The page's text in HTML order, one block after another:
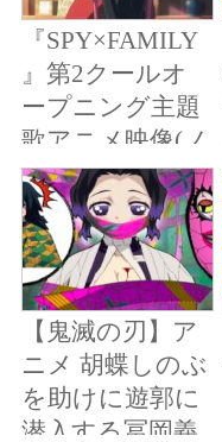
『SPY×FAMILY
』第2クールオ
ープニング主題
歌アニメ映像(ノ
ンクレジット)
／“SPY x
FAMILY”
Opening theme
song animation
【鬼滅の刃】ア
ニメ 胡蝶しのぶ
を助けに遊郭に
潜入する冨岡義